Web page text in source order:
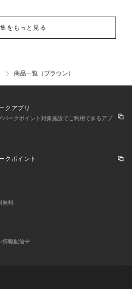
をもっと見る
商品一覧（ブラウン）
クアプリ
パークポイント対象施設でご利用できるアプ
クポイント
無料
情報配信中